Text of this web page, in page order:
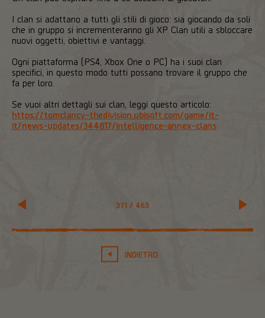
371 / 463
INDIETRO
I clan si adattano a tutti gli stili di gioco: sia giocando da soli
che in gruppo si incrementeranno gli XP Clan utili a sbloccare
nuovi oggetti, obiettivi e vantaggi.
Ogni piattaforma (PS4, Xbox One o PC) ha i suoi clan
specifici, in questo modo tutti possano trovare il gruppo che
fa per loro.
Se vuoi altri dettagli sui clan, leggi questo articolo:
https://tomclancy-thedivision.ubisoft.com/game/it-
it/news-updates/344817/intelligence-annex-clans